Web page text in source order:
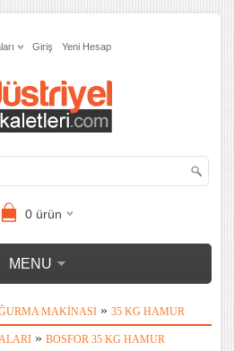
Giriş Yeni Hesap
0ürün
MENU
MAKINASI» 35 KG HAMUR
» BOSFOR 35 KG HAMUR